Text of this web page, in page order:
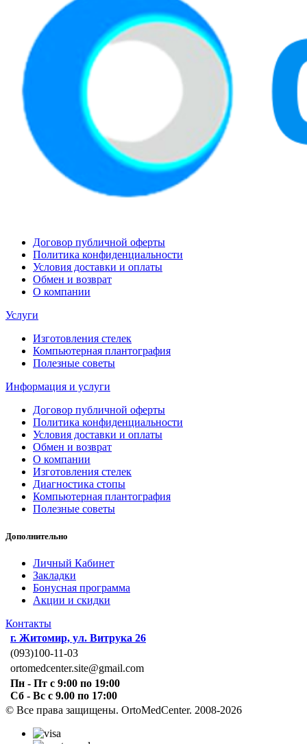
Договор публичной оферты
Политика конфиденциальности
Условия доставки и оплаты
Обмен и возврат
О компании
Услуги
Изготовления стелек
Компьютерная плантография
Полезные советы
Информация и услуги
Договор публичной оферты
Политика конфиденциальности
Условия доставки и оплаты
Обмен и возврат
О компании
Изготовления стелек
Диагностика стопы
Компьютерная плантография
Полезные советы
Дополнительно
Личный Кабинет
Закладки
Бонусная программа
Акции и скидки
Контакты
г. Житомир, ул. Витрука 26
(093)100-11-03
ortomedcenter.site@gmail.com
Пн - Пт с 9:00 по 19:00
Сб - Вс с 9.00 по 17:00
© Все права защищены. OrtoMedCenter. 2008-2026